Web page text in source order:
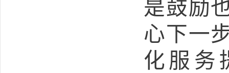
是鼓励
心下一
化服务